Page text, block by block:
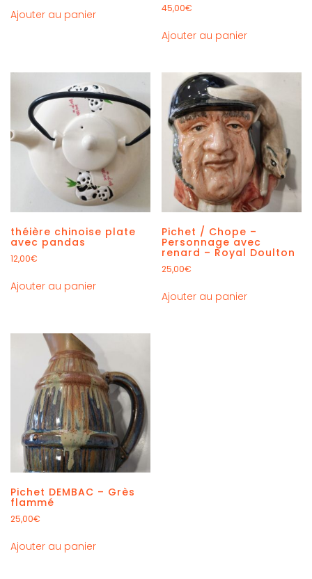
Ajouter au panier 45,00€
Ajouter au panier
théière chinoise plate
avec pandas
12,00€
Ajouter au panier
Pichet / Chope –
Personnage avec
renard – Royal Doulton
25,00€
Ajouter au panier
Pichet DEMBAC – Grès
flammé
25,00€
Ajouter au panier